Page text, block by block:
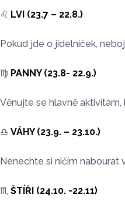
♌️ LVI (23.7 – 22.8.)
Pokud jde o jídelníček,
♍️ PANNY (23.8- 22.9.)
Věnujte se hlavně
♎️ VÁHY (23.9. – 23.10.)
Nenechte si ničím nabourat
♏️ ŠTÍŘI (24.10. -22.11)